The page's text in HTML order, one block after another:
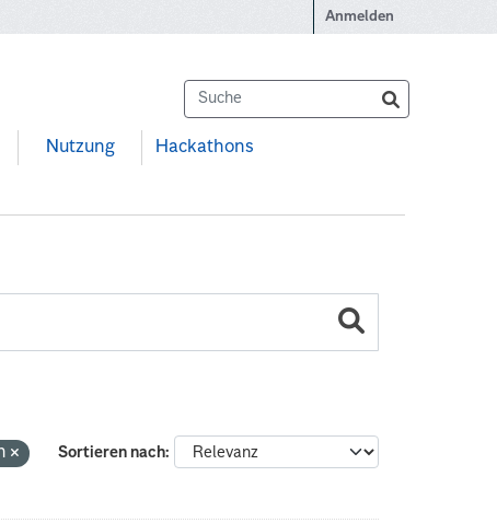
Anmelden
Nutzung Hackathons
Sortieren nach